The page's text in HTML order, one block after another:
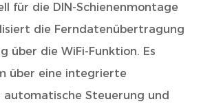
für die DIN-Schienenmontage
die Ferndatenübertragung
über die WiFi-Funktion. Es
über eine integrierte
automatische Steuerung und